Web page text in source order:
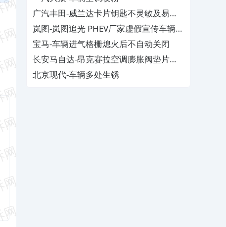
广汽丰田-威兰达卡片钥匙不灵敏及易消
磁
岚图-岚图追光 PHEV厂家虚假宣传车辆配
置与功能
宝马-车辆进气格栅熄火后不自动关闭
长安马自达-昂克赛拉空调膨胀阀垫片生
锈
北京现代-车辆多处生锈